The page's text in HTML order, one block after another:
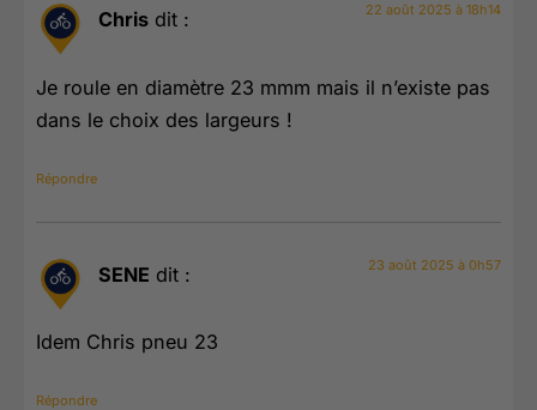
Chris dit : 22 août 2025 à 18h14
Je roule en diamètre 23 mmm mais il n’existe pas
dans le choix des largeurs !
Répondre
SENE dit : 23 août 2025 à 0h57
Idem Chris pneu 23
Répondre